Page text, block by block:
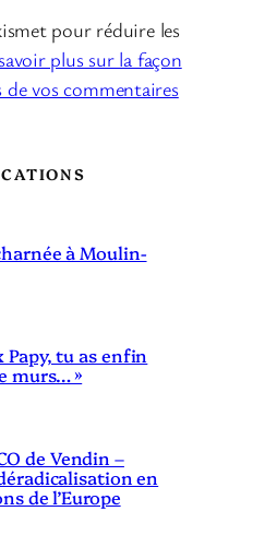
pour réduire les
plus sur la façon
de vos commentaires
à Moulin-
Papy, tu as enfin
murs… »
de Vendin –
en
de l’Europe